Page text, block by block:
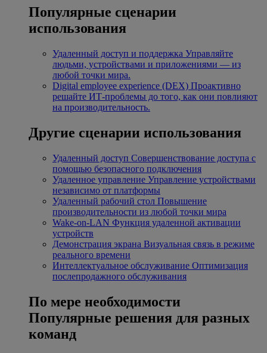
Популярные сценарии
использования
Удаленный доступ и поддержка Управляйте
людьми, устройствами и приложениями — из
любой точки мира.
Digital employee experience (DEX) Проактивно
решайте ИТ-проблемы до того, как они повлияют
на производительность.
Другие сценарии использования
Удаленный доступ Совершенствование доступа с
помощью безопасного подключения
Удаленное управление Управление устройствами
независимо от платформы
Удаленный рабочий стол Повышение
производительности из любой точки мира
Wake-on-LAN Функция удаленной активации
устройств
Демонстрация экрана Визуальная связь в режиме
реального времени
Интеллектуальное обслуживание Оптимизация
послепродажного обслуживания
По мере необходимости
Популярные решения для разных
команд